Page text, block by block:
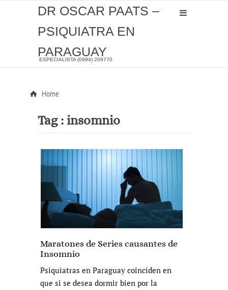
DR OSCAR PAATS –
PSIQUIATRA EN
PARAGUAY
ESPECIALISTA (0994) 209770
Home
Tag : insomnio
Maratones de Series causantes de
Insomnio
Psiquiatras en Paraguay coinciden en
que si se desea dormir bien por la